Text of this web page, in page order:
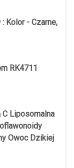
Kolor - Czarne,
RK4711
C Liposomalna
Owoc Dzikiej